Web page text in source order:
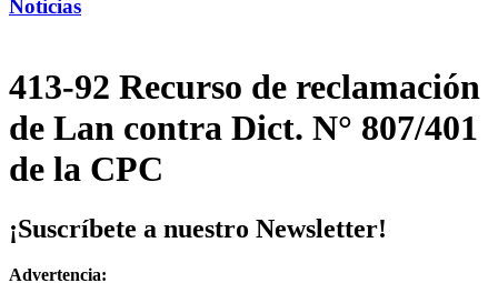
Noticias
413-92 Recurso de reclamación
de Lan contra Dict. N° 807/401
de la CPC
¡Suscríbete a nuestro Newsletter!
Advertencia: